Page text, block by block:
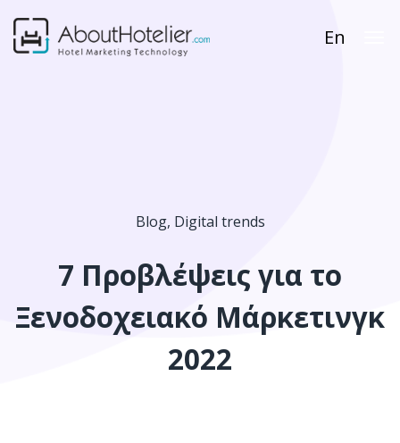
En
Blog, Digital trends
7 Προβλέψεις για το
Ξενοδοχειακό Μάρκετινγκ
2022